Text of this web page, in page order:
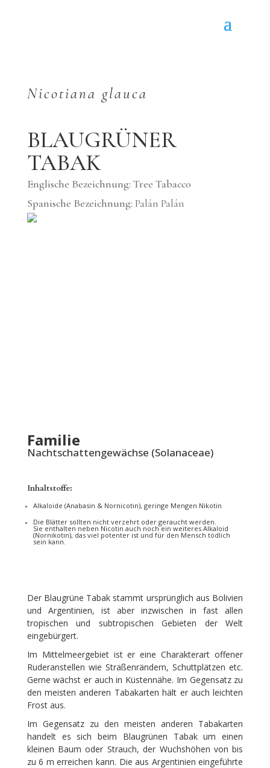
Nicotiana glauca
BLAUGRÜNER
TABAK
Englische Bezeichnung: Tree Tabacco
Spanische Bezeichnung: Palán Palán
Familie
Nachtschattengewächse (Solanaceae)
Inhaltstoffe:
Alkaloide (Anabasin & Nornicotin), geringe Mengen Nikotin
Die Blätter sollten nicht verzehrt oder geraucht werden.
Sie enthalten neben Nicotin auch noch ein weiteres Alkaloid
(Nornikotin), das viel potenter ist und für den Mensch tödlich
sein kann.
Der Blaugrüne Tabak stammt ursprünglich aus Bolivien
und Argentinien, ist aber inzwischen in fast allen
tropischen und subtropischen Gebieten der Welt
eingebürgert.
Im Mittelmeergebiet ist er eine Charakterart offener
Ruderanstellen wie Straßenrändern, Schuttplätzen etc.
Gerne wächst er auch in Küstennähe. Im Gegensatz zu
den meisten anderen Tabakarten hält er auch leichten
Frost aus.
Im Gegensatz zu den meisten anderen Tabakarten
handelt es sich beim Blaugrünen Tabak um einen
kleinen Baum oder Strauch, der Wuchshöhen von bis
zu 6 m erreichen kann. Die aus Argentinien eingeführte